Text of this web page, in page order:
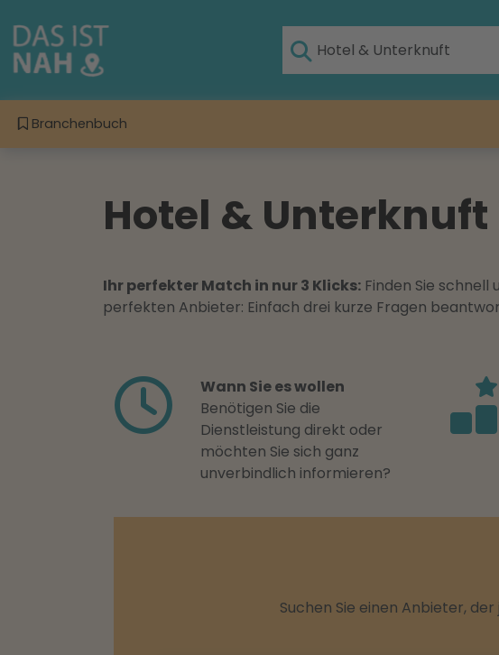
Branchenbuch
Hotel &
Ihr perfekter Match in nur 3 Klicks: Finden Sie schnell
perfekten Anbieter: Einfach drei kurze Fragen
Wann Sie es wollen
Benötigen Sie die
Dienstleistung direkt oder
möchten Sie sich ganz
unverbindlich informieren?
Suchen Sie einen Anbieter,